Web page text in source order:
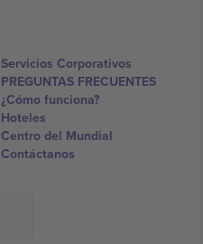
Servicios Corporativos
PREGUNTAS FRECUENTES
¿Cómo funciona?
Hoteles
Centro del Mundial
Contáctanos